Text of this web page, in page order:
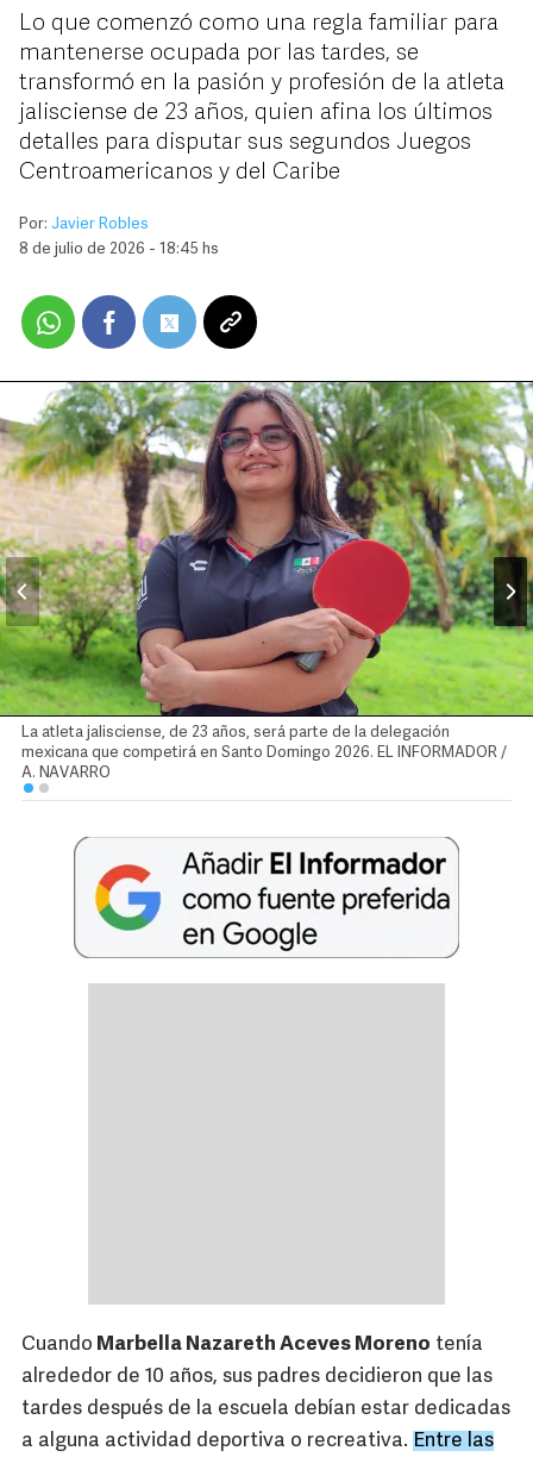
Lo que comenzó como una regla familiar para
mantenerse ocupada por las tardes, se
transformó en la pasión y profesión de la atleta
jalisciense de 23 años, quien afina los últimos
detalles para disputar sus segundos Juegos
Centroamericanos y del Caribe
Por: Javier Robles
8 de julio de 2026 - 18:45 hs
La atleta jalisciense, de 23 años, será parte de la delegación
mexicana que competirá en Santo Domingo 2026. EL INFORMADOR /
A. NAVARRO
Cuando Marbella Nazareth Aceves Moreno tenía
alrededor de 10 años, sus padres decidieron que las
tardes después de la escuela debían estar dedicadas
a alguna actividad deportiva o recreativa. Entre las